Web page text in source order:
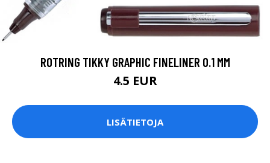
ROTRING TIKKY GRAPHIC FINELINER 0.1 MM
4.5 EUR
LISÄTIETOJA